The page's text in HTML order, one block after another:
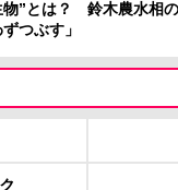
物”とは？ 鈴木農水相の
ずつぶす」